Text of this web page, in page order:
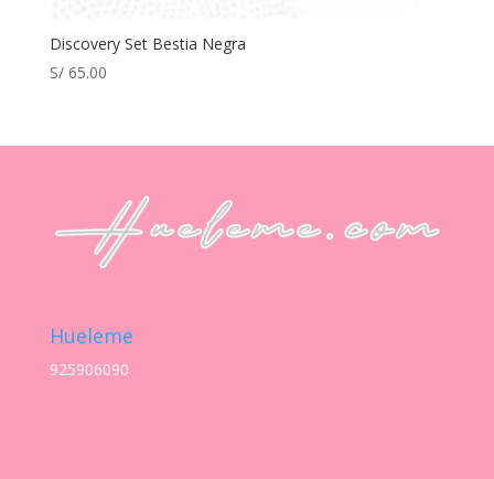
Discovery Set Bestia Negra
S/65.00
Hueleme
925906090